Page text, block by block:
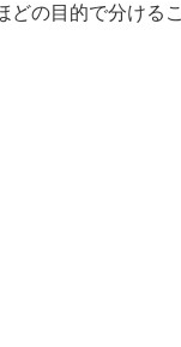
どの目的で分ける